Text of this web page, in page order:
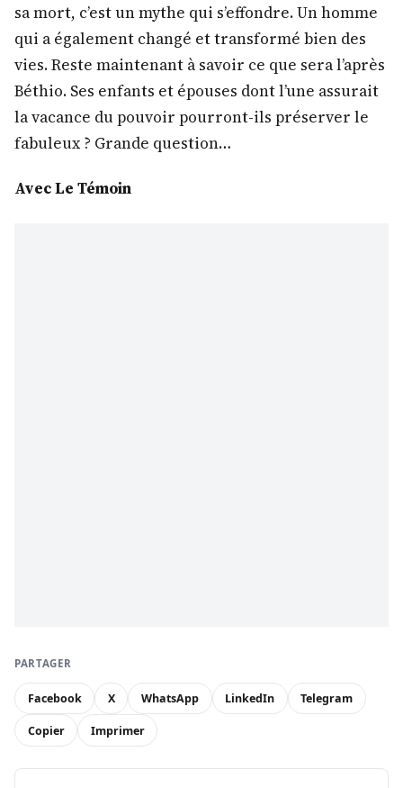
sa mort, c’est un mythe qui s’effondre. Un homme
qui a également changé et transformé bien des
vies. Reste maintenant à savoir ce que sera l’après
Béthio. Ses enfants et épouses dont l’une assurait
la vacance du pouvoir pourront-ils préserver le
fabuleux ? Grande question…
Avec Le Témoin
PARTAGER
Facebook X WhatsApp LinkedIn Telegram
Copier Imprimer